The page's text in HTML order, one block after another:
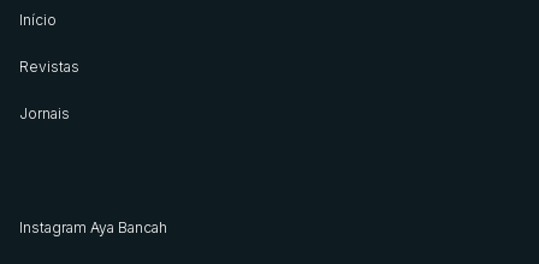
Início
Revistas
Jornais
Instagram Aya Bancah